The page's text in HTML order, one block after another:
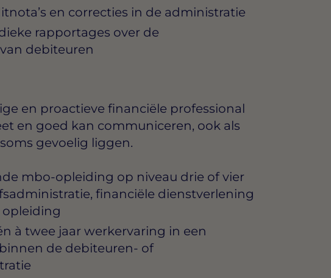
en correcties in de administratie
rapportages over de
debiteuren
en proactieve financiële professional
en goed kan communiceren, ook als
gevoelig liggen.
mbo-opleiding op niveau drie of vier
financiële dienstverlening
opleiding
à twee jaar werkervaring in een
de debiteuren- of